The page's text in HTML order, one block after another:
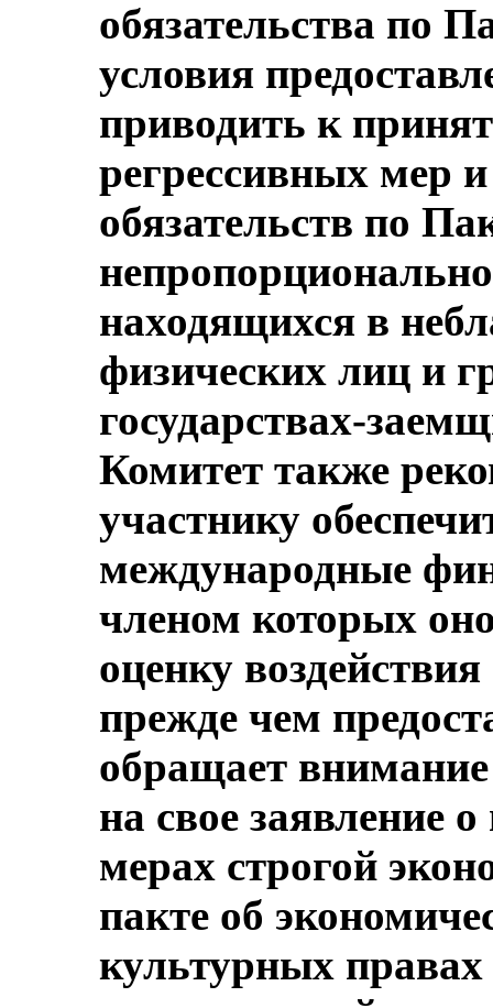
обязательства по
условия
приводить к
регрессивных мер
обязательств по
находящихся в
физических лиц и
государствах-
Комитет также
участнику
международные
членом которых
оценку
прежде чем
обращает внимание
на свое заявление
мерах строгой
пакте об
культурных